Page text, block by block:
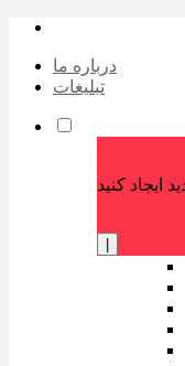
درباره ما
تبلیغات